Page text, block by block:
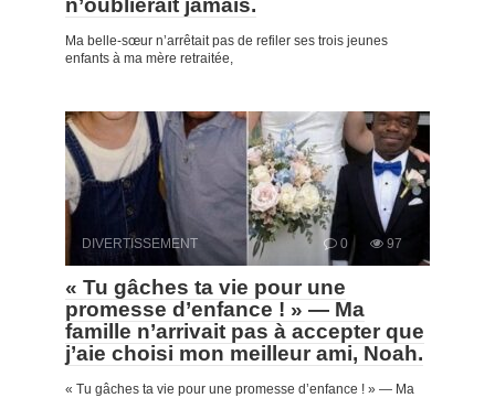
n’oublierait jamais.
Ma belle-sœur n’arrêtait pas de refiler ses trois jeunes
enfants à ma mère retraitée,
DIVERTISSEMENT 0 97
« Tu gâches ta vie pour une
promesse d’enfance ! » — Ma
famille n’arrivait pas à accepter que
j’aie choisi mon meilleur ami, Noah.
« Tu gâches ta vie pour une promesse d’enfance ! » — Ma